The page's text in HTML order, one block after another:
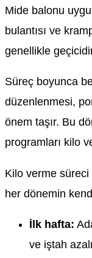
Mide balonu
bulantısı ve
genellikle
Süreç boyunca
düzenlenmesi,
önem taşır. Bu
programları kilo
Kilo verme
her dönemin
İlk hafta:
ve iştah